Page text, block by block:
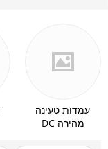
עמדות טעינה
מהירה DC